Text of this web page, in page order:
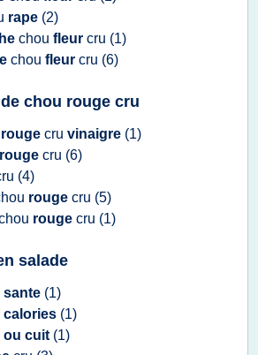
rape (2)
chou fleur cru (1)
chou fleur cru (6)
chou rouge cru
rouge cru vinaigre (1)
rouge cru (6)
(4)
rouge cru (5)
rouge cru (1)
salade
sante (1)
calories (1)
ou cuit (1)